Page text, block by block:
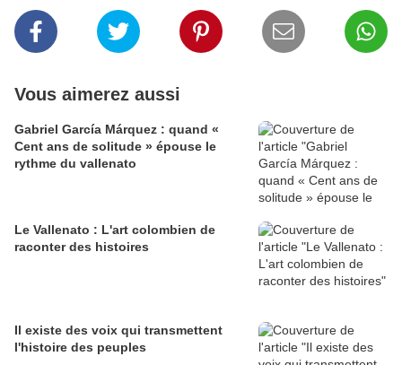
Vous aimerez aussi
Gabriel García Márquez : quand «
Cent ans de solitude » épouse le
rythme du vallenato
Le Vallenato : L'art colombien de
raconter des histoires
Il existe des voix qui transmettent
l'histoire des peuples